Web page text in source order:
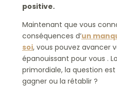
positive.
Maintenant que vous
conséquences d’un
soi, vous pouvez avancer
épanouissant pour vous .
primordiale, la question
gagner ou la rétablir ?